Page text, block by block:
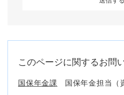
このページに関するお問
国保年金課 国保年金担当（